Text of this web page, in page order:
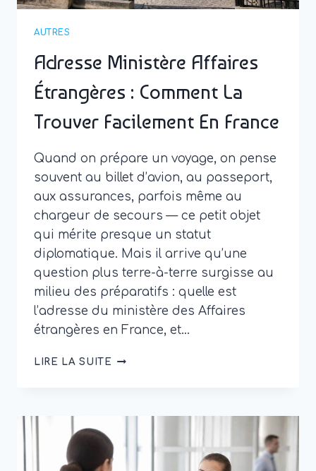
AUTRES
Adresse Ministère Affaires
Étrangères : Comment La
Trouver Facilement En France
Quand on prépare un voyage, on pense
souvent au billet d’avion, au passeport,
aux assurances, parfois même au
chargeur de secours — ce petit objet
qui mérite presque un statut
diplomatique. Mais il arrive qu’une
question plus terre-à-terre surgisse au
milieu des préparatifs : quelle est
l’adresse du ministère des Affaires
étrangères en France, et…
LIRE LA SUITE ADRESSE
LA
TROUVER